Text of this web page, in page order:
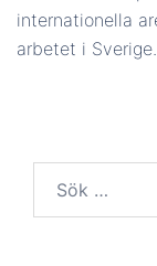
LÄNK
BÄDDA IN
internationella
arbetet i